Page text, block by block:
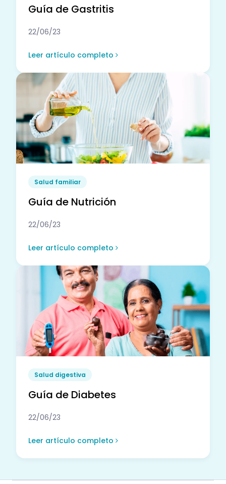
Guía de Gastritis
22/06/23
Leer artículo completo
Salud familiar
Guía de Nutrición
22/06/23
Leer artículo completo
Salud digestiva
Guía de Diabetes
22/06/23
Leer artículo completo